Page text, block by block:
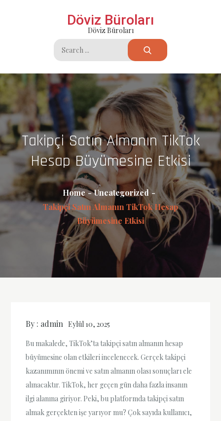
Döviz Büroları
Döviz Büroları
Search
for:
Takipçi Satın Almanın TikTok
Hesap Büyümesine Etkisi
Home
Uncategorized
Takipçi Satın Almanın TikTok Hesap
Büyümesine Etkisi
By : admin Eylül 10, 2025
Bu makalede, TikTok’ta takipçi satın almanın hesap
büyümesine olan etkileri incelenecek. Gerçek takipçi
kazanımının önemi ve satın almanın olası sonuçları ele
alınacaktır. TikTok, her geçen gün daha fazla insanın
ilgi alanına giriyor. Peki, bu platformda takipçi satın
almak gerçekten işe yarıyor mu? Çok sayıda kullanıcı,